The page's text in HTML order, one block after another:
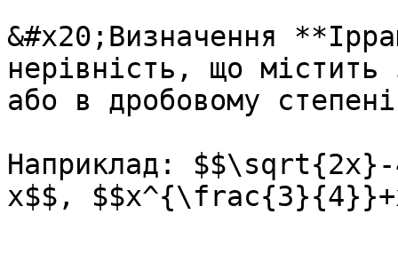
&#x20;Визначення
нерівність, що містить
або в дробовому
Наприклад: